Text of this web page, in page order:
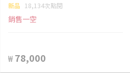
新品 18,134次點閱
銷售一空
₩ 78,000